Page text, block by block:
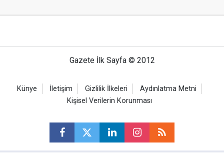
Gazete İlk Sayfa © 2012
Künye İletişim Gizlilik İlkeleri
Aydınlatma Metni
Kişisel Verilerin Korunması